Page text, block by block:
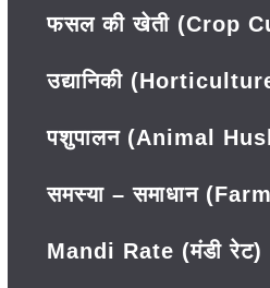
फसल की खेती (Crop
उद्यानिकी
पशुपालन (Animal
समस्या – समाधान
Mandi Rate (मंडी रेट)